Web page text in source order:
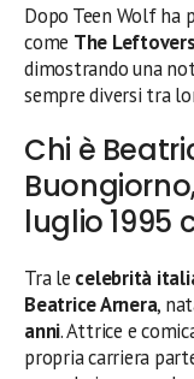
Dopo Teen Wolf ha
come The Leftovers
dimostrando una
sempre diversi tra
Chi è
luglio 1995
Tra le celebrità
Beatrice Arnera,
anni. Attrice e
propria carriera